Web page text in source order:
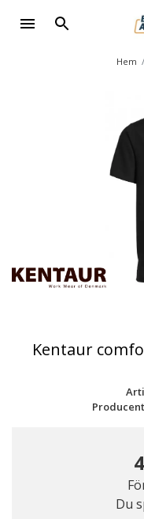
Hem
Kentaur
Du